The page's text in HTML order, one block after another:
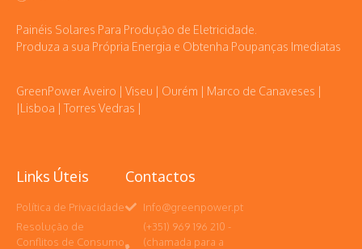
Painéis Solares Para Produção de Eletricidade.
Produza a sua Própria Energia e Obtenha Poupanças Imediatas
GreenPower Aveiro | Viseu | Ourém | Marco de Canaveses |
|Lisboa | Torres Vedras |
Links Úteis
Política de Privacidade
Resolução de
Conflitos de Consumo
Contactos
Info@greenpower.pt
(+351) 969 196 210 -
(chamada para a